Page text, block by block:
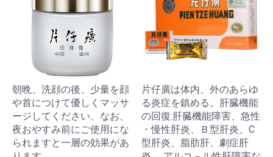
朝晩、洗顔の後、少量を顔
や首につけて優しくマッサ
ージしてください、なお、
夜おやすみ前にご使用にな
られますと一層の効果があ
片仔廣は体内、外のあらゆ
る炎症を鎮める。肝臓機能
の回復:肝臓機能障害、急性
・慢性肝炎、Ｂ型肝炎、C
型肝炎、脂肪肝、劇症肝